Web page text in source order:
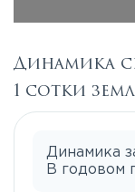
Динамика
1 сотки
Динамика
В годовом